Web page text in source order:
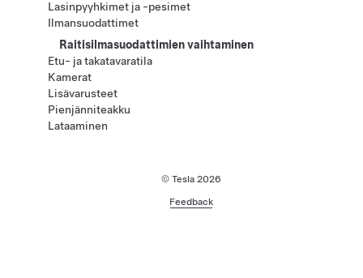
Lasinpyyhkimet ja -pesimet
Ilmansuodattimet
Raitisilmasuodattimien vaihtaminen
Etu- ja takatavaratila
Kamerat
Lisävarusteet
Pienjänniteakku
Lataaminen
© Tesla 2026
Feedback